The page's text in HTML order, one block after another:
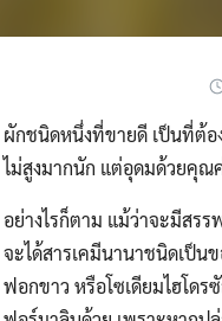
ผักชนิดหนึ่งที่ขายดี เป็นที่ต้อ
ไม่สูงมากนัก แต่อุดมด้วยคุณ
อย่างไรก็ตาม แม้ว่าจะมีสร
จะได้สารเคมีนานาชนิดเป็น
ฟอกขาว หรือโซเดียมไฮโด